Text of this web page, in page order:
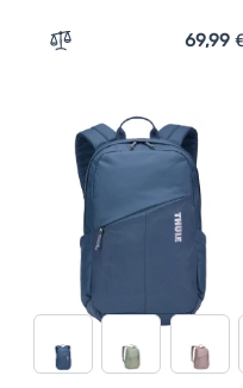
Zum Vergleich
69,99